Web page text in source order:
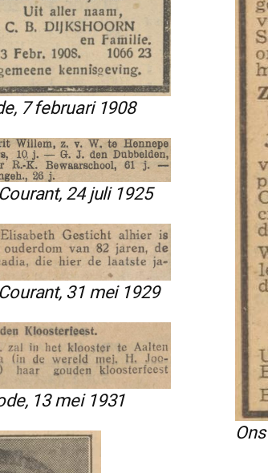
7 februari 1908
24 juli 1925
31 mei 1929
13 mei 1931